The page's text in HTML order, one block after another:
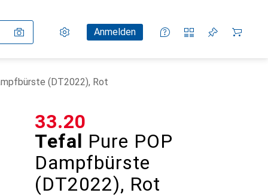
Einstellungen
KundenkontoAnmelden
Vergleichslisten
Merklisten
Warenkorb
(DT2022), Rot
Tefal Pure POP
Dampfbürste
(DT2022), Rot
CHF
33.20